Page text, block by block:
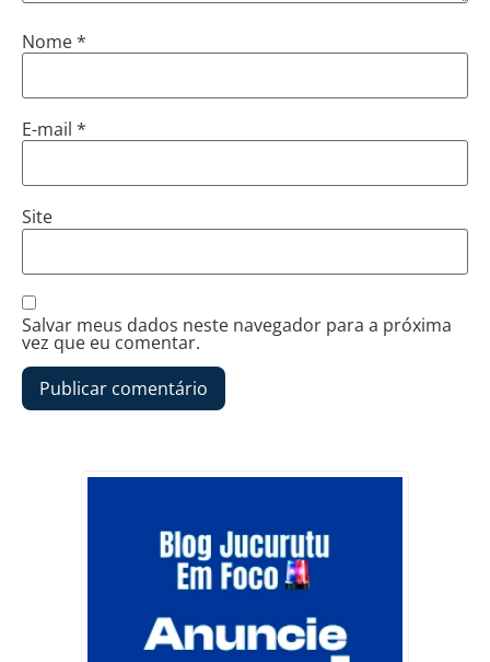
Nome*
E-mail *
Site
Salvar meus dados neste navegador para a próxima
vez que eu comentar.